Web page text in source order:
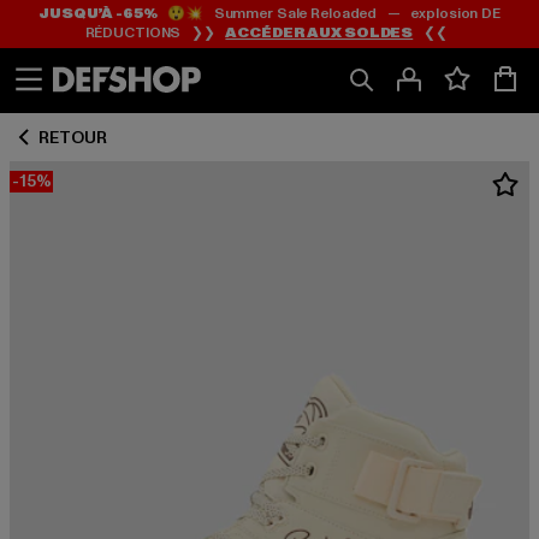
Passer
au
Passer
au
de
JUSQU’À -65%😲💥 Summer Sale Reloaded — explosion DE
RÉDUCTIONS ❯❯ACCÉDER AUX SOLDES ❮❮
RETOUR
-15%